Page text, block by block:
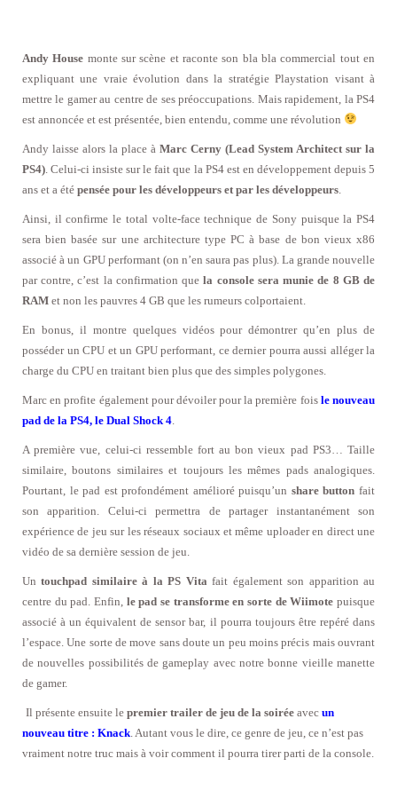
Andy House monte sur scène et raconte son bla bla commercial tout en
expliquant une vraie évolution dans la stratégie Playstation visant à
mettre le gamer au centre de ses préoccupations. Mais rapidement, la PS4
est annoncée et est présentée, bien entendu, comme une révolution
Andy laisse alors la place à Marc Cerny (Lead System Architect sur la
PS4). Celui-ci insiste sur le fait que la PS4 est en développement depuis 5
ans et a été pensée pour les développeurs et par les développeurs.
Ainsi, il confirme le total volte-face technique de Sony puisque la PS4
sera bien basée sur une architecture type PC à base de bon vieux x86
associé à un GPU performant (on n’en saura pas plus). La grande nouvelle
par contre, c’est la confirmation quela console sera munie de 8 GB de
RAM et non les pauvres 4 GB que les rumeurs colportaient.
En bonus, il montre quelques vidéos pour démontrer qu’en plus de
posséder un CPU et un GPU performant, ce dernier pourra aussi alléger la
charge du CPU en traitant bien plus que des simples polygones.
Marc en profite également pour dévoiler pour la première fois le nouveau
pad de la PS4, le Dual Shock 4.
A première vue, celui-ci ressemble fort au bon vieux pad PS3… Taille
similaire, boutons similaires et toujours les mêmes pads analogiques.
Pourtant, le pad est profondément amélioré puisqu’un share button fait
son apparition. Celui-ci permettra de partager instantanément son
expérience de jeu sur les réseaux sociaux et même uploader en direct une
vidéo de sa dernière session de jeu.
Untouchpad similaire à la PS Vita fait également son apparition au
centre du pad. Enfin, le pad se transforme en sorte de Wiimote puisque
associé à un équivalent de sensor bar, il pourra toujours être repéré dans
l’espace. Une sorte de move sans doute un peu moins précis mais ouvrant
de nouvelles possibilités de gameplay avec notre bonne vieille manette
de gamer.
Il présente ensuite le premier trailer de jeu de la soirée avec un
nouveau titre : Knack. Autant vous le dire, ce genre de jeu, ce n’est pas
vraiment notre truc mais à voir comment il pourra tirer parti de la console.